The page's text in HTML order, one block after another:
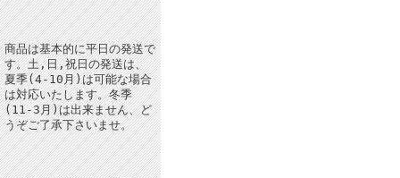
商品は基本的に平日の発送で
す。土,日,祝日の発送は、
夏季(4-10月)は可能な場合
は対応いたします。冬季
(11-3月)は出来ません、ど
うぞご了承下さいませ。